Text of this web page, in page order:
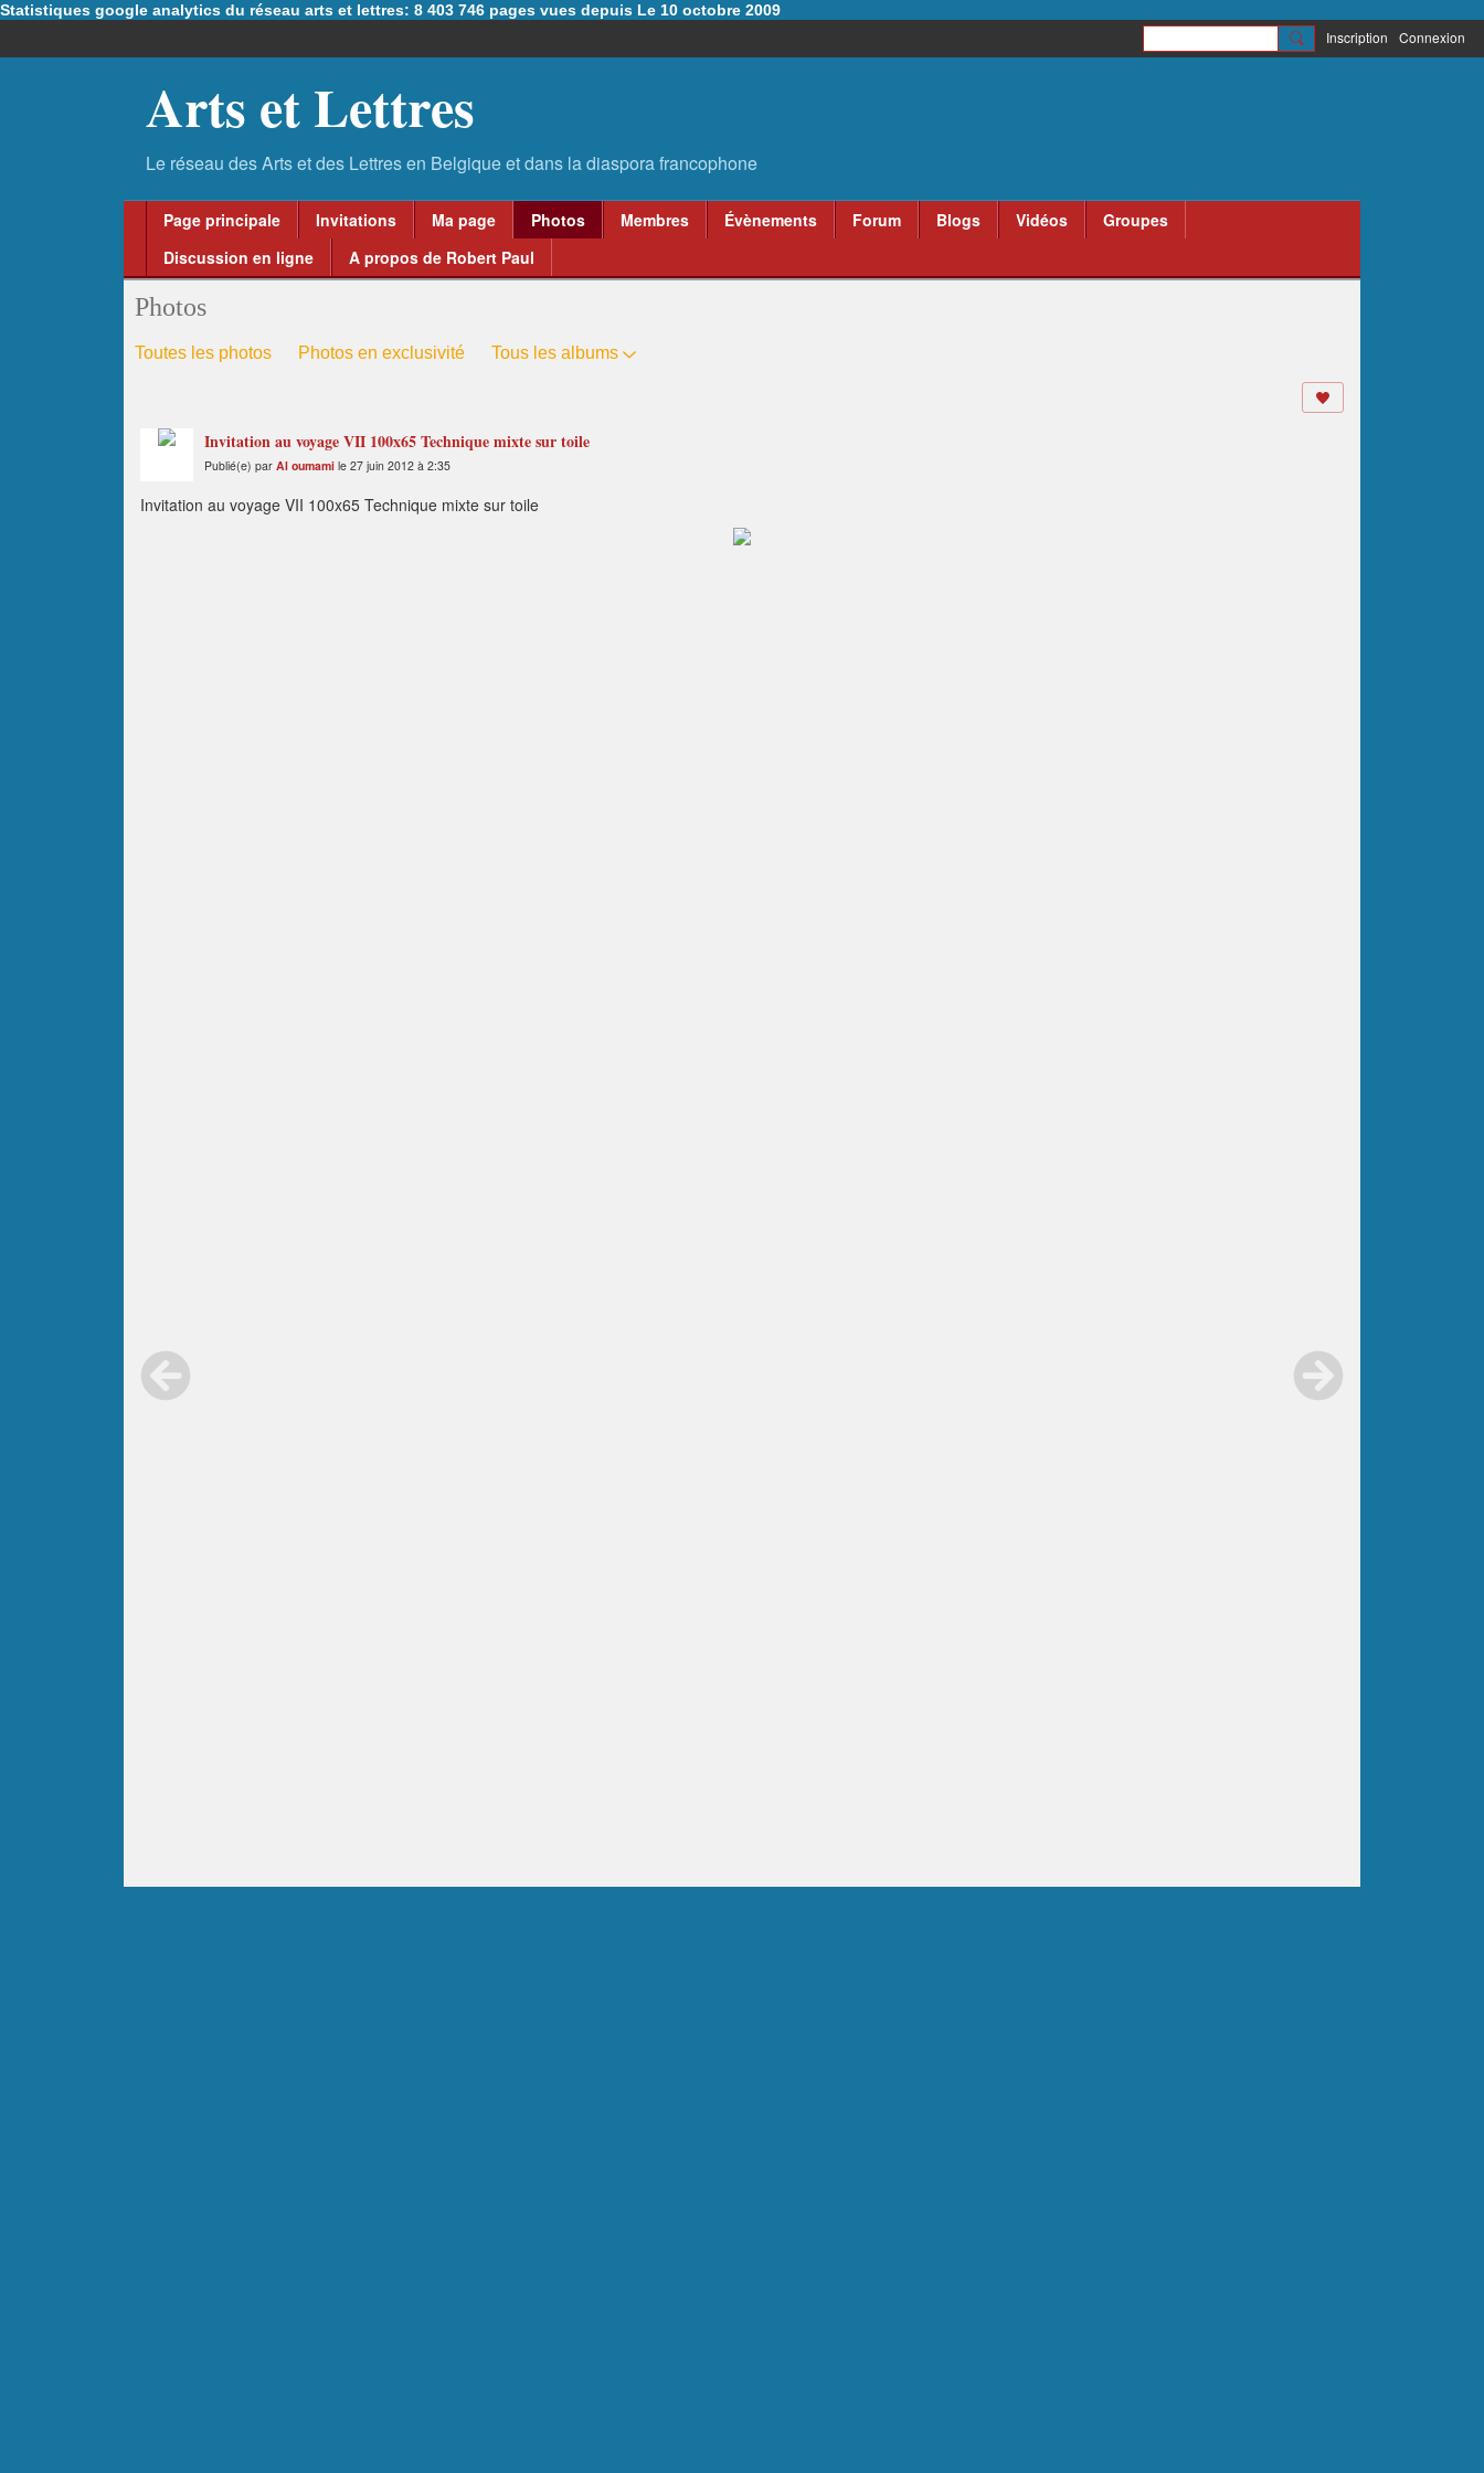
Statistiques google analytics du réseau arts et lettres: 8 403 746 pages vues depuis Le 10 octobre 2009
Inscription Connexion
Arts et Lettres
Page principale Invitations Ma page Photos Membres Évènements Forum Blogs Vidéos
Groupes
Discussion en ligne
A propos de Robert Paul
Photos
Toutes les photos Photos en exclusivité Tous les albums
Invitation au voyage VII 100x65 Technique mixte sur toile
Publié(e) par Al oumami le 27 juin 2012 à 2:35
Invitation au voyage VII 100x65 Technique mixte sur toile